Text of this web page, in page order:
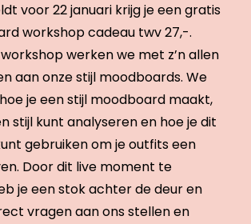
voor 22 januari krijg je een gratis
workshop cadeau twv 27,-.
werken we met z’n allen
aan onze stijl moodboards. We
je een stijl moodboard maakt,
stijl kunt analyseren en hoe je dit
gebruiken om je outfits een
Door dit live moment te
je een stok achter de deur en
vragen aan ons stellen en